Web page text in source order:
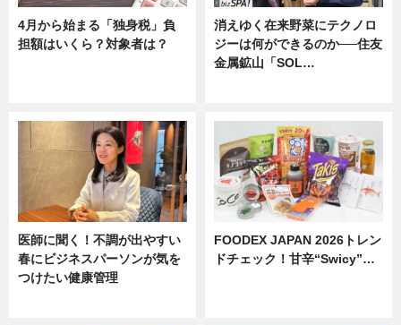
4月から始まる「独身税」負
担額はいくら？対象者は？
消えゆく在来野菜にテクノロ
ジーは何ができるのか──住友
金属鉱山「SOL…
医師に聞く！不調が出やすい
春にビジネスパーソンが気を
つけたい健康管理
FOODEX JAPAN 2026トレン
ドチェック！甘辛“Swicy”…